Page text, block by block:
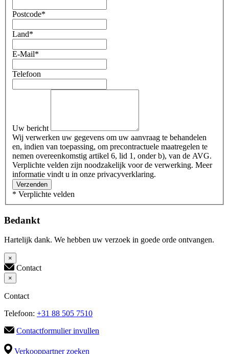
Postcode*
Land*
E-Mail*
Telefoon
Uw bericht
Wij verwerken uw gegevens om uw aanvraag te behandelen
en, indien van toepassing, om precontractuele maatregelen te
nemen overeenkomstig artikel 6, lid 1, onder b), van de AVG.
Verplichte velden zijn noodzakelijk voor de verwerking. Meer
informatie vindt u in onze privacyverklaring.
Verzenden
* Verplichte velden
Bedankt
Hartelijk dank. We hebben uw verzoek in goede orde ontvangen.
×
Contact
×
Contact
Telefoon: +31 88 505 7510
Contactformulier invullen
Verkooppartner zoeken